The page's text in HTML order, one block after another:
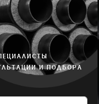
И ПОДБОРА